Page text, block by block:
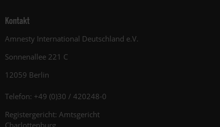
Kontakt
Amnesty International Deutschland e.V.
Sonnenallee 221 C
12059 Berlin
Telefon: +49 (0)30 / 420248-0
Registergericht: Amtsgericht